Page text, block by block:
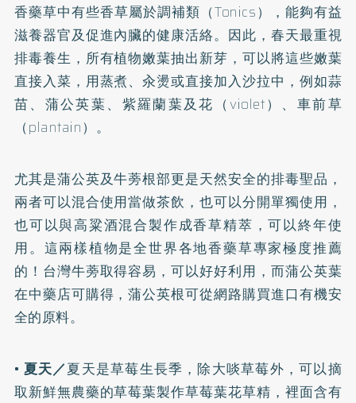
香藥草中有些香草屬於調補類（Tonics），能夠有益
滋養器官及促進內臟的健康活絡。因此，春天最重視
排毒養生，所有植物嫩葉抽出新芽，可以將這些嫩葉
直接入菜，用蒸煮、汆燙或直接加入沙拉中，例如蒜
苗、蒲公英葉、紫羅蘭葉及花（violet）、車前草
（plantain）。
尤其是蒲公英及牛蒡根部更是天然安全的排毒聖品，
兩者可以混合使用當做茶飲，也可以分開單獨使用，
也可以與高粱酒混合製作成香草精萃，可以終年使
用。這兩樣植物是全世界各地香藥草專家極度推薦
的！台灣牛蒡取得容易，可以好好利用，而蒲公英葉
在中藥店可購得，蒲公英根可從網路購買進口有機安
全的原料。
• 夏天／夏天是草莓生長季，除大啖草莓外，可以摘
取新鮮無農藥的草莓葉製作草莓葉花草精，裡面含有